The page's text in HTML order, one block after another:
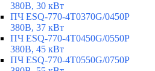
380В, 30 кВт
ПЧ ESQ-770-4T0370G/0450P
380В, 37 кВт
ПЧ ESQ-770-4T0450G/0550P
380В, 45 кВт
ПЧ ESQ-770-4T0550G/0750P